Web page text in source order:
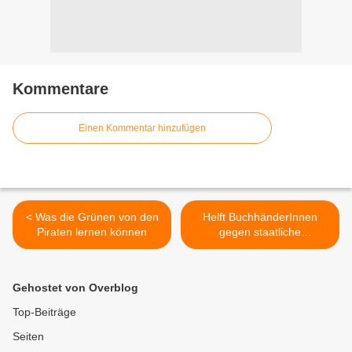
Kommentare
Einen Kommentar hinzufügen
< Was die Grünen von den
Piraten lernen können
Helft BuchhänderInnen
gegen staatliche
Zensurversuche! >
Gehostet von Overblog
Top-Beiträge
Seiten